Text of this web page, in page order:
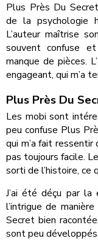
Plus Près Du
de la psychologie
L’auteur maîtrise
souvent confuse
manque de pièces.
engageant, qui m’a
Plus Près Du
Les mobi sont
peu confuse Plus
qui m’a fait
pas toujours facile.
sorti de l’histoire,
J’ai été déçu par
l’intrigue de
Secret bien
sont peu développés.